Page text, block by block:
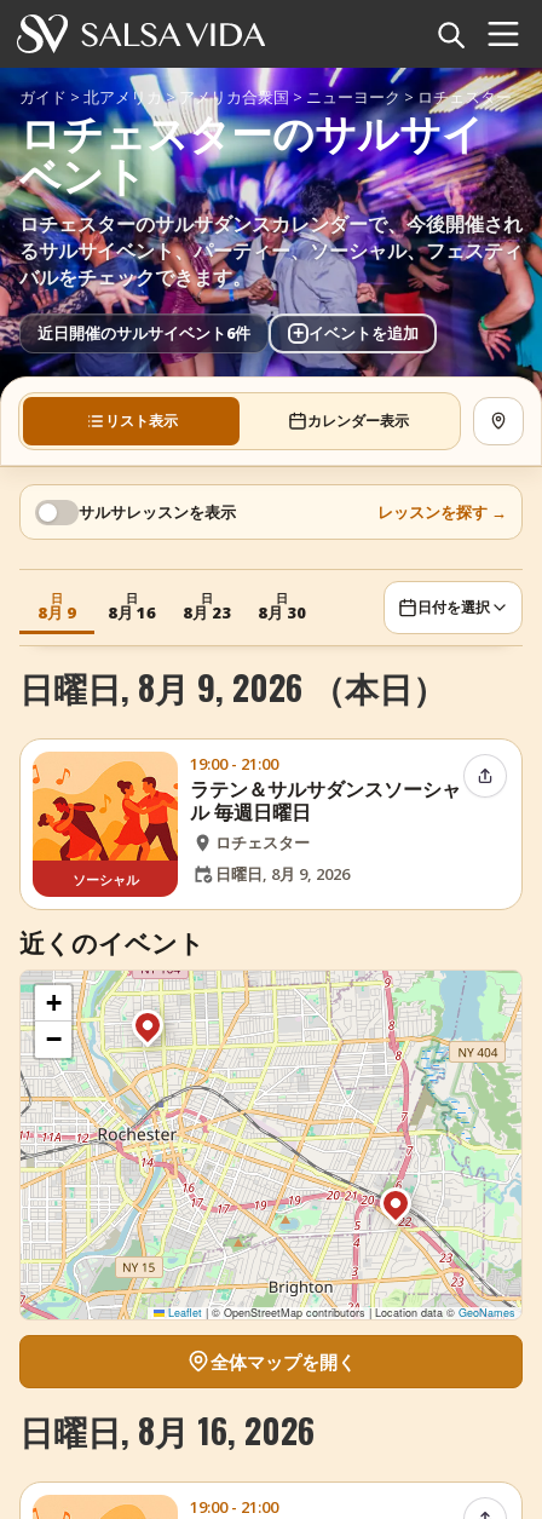
ホーム
イベント
ニュース
記事
動画
サルサ用語集
ショップ
TuneTempo
+ イベントを追加
ガイド > 北アメリカ> アメリカ合衆国> ニューヨーク > ロチェスター
ロチェスターのサルサイ
ベント
ロチェスターのサルサダンスカレンダーで、今後開催され
るサルサイベント、パーティー、ソーシャル、フェスティ
バルをチェックできます。
近日開催のサルサイベント6件 + イベントを追加
リスト表示 カレンダー表示 地図
サルサレッスンを表示 レッスンを探す →
日
8月 9
日
8月 16
日
8月 23
日
8月 30 日付を選択
日曜日, 8月 9, 2026 （本日）
ソーシャル
19:00 - 21:00
ラテン＆サルサダンスソーシャ
ル 毎週日曜日
ロチェスター
日曜日, 8月 9, 2026
イベン
近くのイベント
+
−
Leaflet |© OpenStreetMap contributors | Location data ©GeoNames
全体マップを開く
日曜日, 8月 16, 2026
19:00 - 21:00